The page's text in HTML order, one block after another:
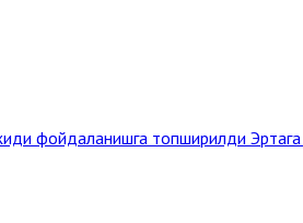
фойдаланишга топширилди